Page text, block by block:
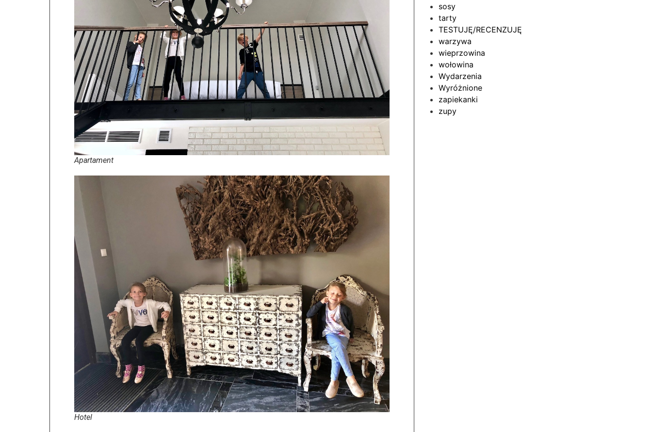
Apartament
Hotel
sosy
tarty
TESTUJĘ/RECENZUJĘ
warzywa
wieprzowina
wołowina
Wydarzenia
Wyróżnione
zapiekanki
zupy